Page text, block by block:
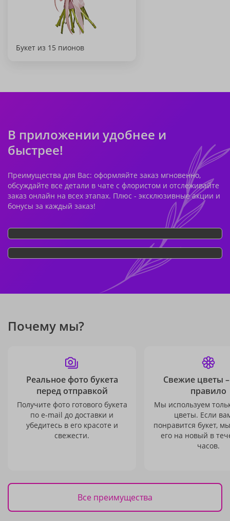
Букет из 15 пионов
В приложении удобнее и
быстрее!
Преимущества для Вас: оформляйте заказ мгновенно,
обсуждайте все детали в чате с флористом и отслеживайте
заказ онлайн на всех этапах. Плюс - эксклюзивные акции и
бонусы за каждый заказ!
Почему мы?
Реальное фото букета
перед отправкой
Получите фото готового букета
по e-mail до доставки и
убедитесь в его красоте и
свежести.
Свежие цветы
правило
Мы используем
цветы. Если
понравится букет,
его на новый в
часов.
Все преимущества